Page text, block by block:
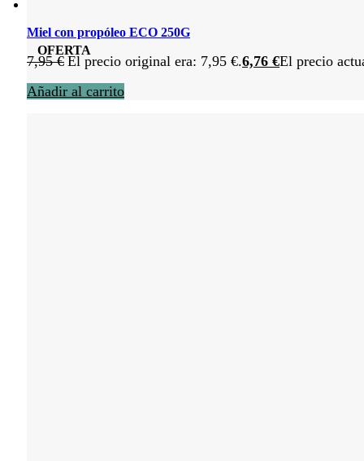
OFERTA
Miel con propóleo ECO 250G
7,95€ El precio original era: 7,95 €.6,76 €El precio
Añadir al carrito